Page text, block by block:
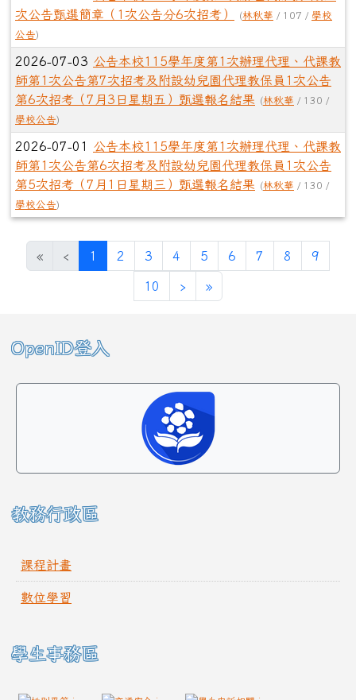
次公告甄選簡章（1次公告分6次招考）
(林秋華 / 107 / 學校
公告)
2026-07-03 公告本校115學年度第1次辦理代理、代課教
師第1次公告第7次招考及附設幼兒園代理教保員1次公告
第6次招考（7月3日星期五）甄選報名結果
(林秋華 / 130 /
學校公告)
2026-07-01 公告本校115學年度第1次辦理代理、代課教
師第1次公告第6次招考及附設幼兒園代理教保員1次公告
第5次招考（7月1日星期三）甄選報名結果
(林秋華 / 130 /
學校公告)
« ‹ 1 (目前頁次)
2 3 4 5 6 7 8 9
10 ›下一頁
»最後頁
左邊區域內容
OpenID登入
教務行政區
課程計畫
數位學習
學生事務區